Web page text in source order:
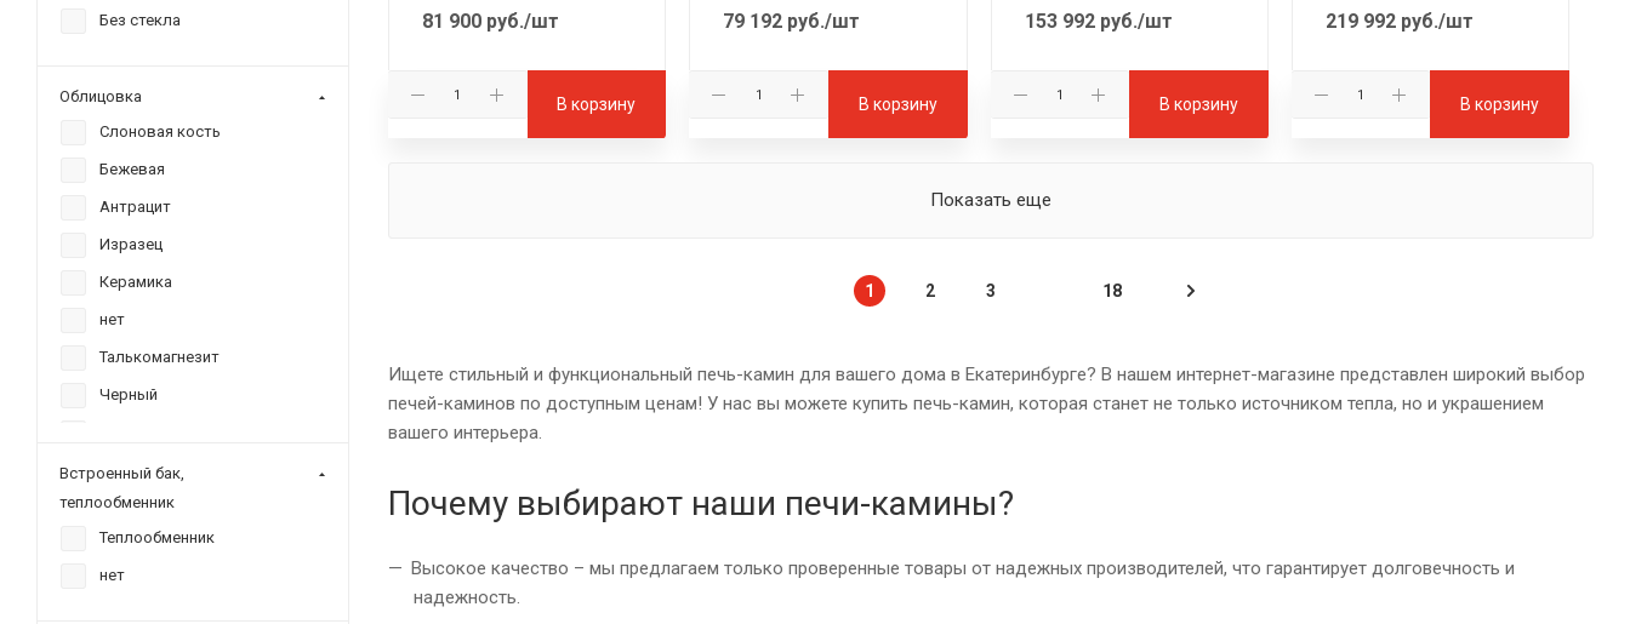
81 900 руб./шт
В корзину
79 192 руб./шт
В корзину
153 992руб./шт
В корзину
219 992руб./шт
В корзину
Показать еще
1 2 3 18
Ищете стильный и функциональный печь-камин для вашего дома в Екатеринбурге? В нашем интернет-магазине представлен широкий выбор
печей-каминов по доступным ценам! У нас вы можете купить печь-камин, которая станет не только источником тепла, но и украшением
вашего интерьера.
Почему выбирают наши печи-камины?
Высокое качество – мы предлагаем только проверенные товары от надежных производителей, что гарантирует долговечность и
надежность.
Без стекла
Облицовка
Слоновая кость
Бежевая
Антрацит
Изразец
Керамика
нет
Талькомагнезит
Черный
Красный кирпич
Графит
Встроенный бак,
теплообменник
Теплообменник
нет